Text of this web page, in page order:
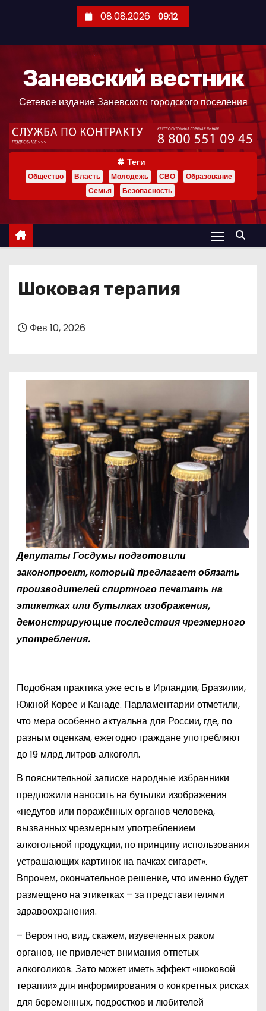
ж
08.08.2026 09:12
Заневский вестник
Сетевое издание Заневского городского поселения
Теги
Общество Власть Молодёжь СВО
Образование
Семья
Безопасность
Шоковая терапия
Фев 10, 2026
Депутаты Госдумы подготовили
законопроект, который предлагает обязать
производителей спиртного печатать на
этикетках или бутылках изображения,
демонстрирующие последствия чрезмерного
употребления.
Подобная практика уже есть в Ирландии, Бразилии,
Южной Корее и Канаде. Парламентарии отметили,
что мера особенно актуальна для России, где, по
разным оценкам, ежегодно граждане употребляют
до 19 млрд литров алкоголя.
В пояснительной записке народные избранники
предложили наносить на бутылки изображения
«недугов или поражённых органов человека,
вызванных чрезмерным употреблением
алкогольной продукции, по принципу использования
устрашающих картинок на пачках сигарет».
Впрочем, окончательное решение, что именно будет
размещено на этикетках – за представителями
здравоохранения.
– Вероятно, вид, скажем, изувеченных раком
органов, не привлечет внимания отпетых
алкоголиков. Зато может иметь эффект «шоковой
терапии» для информирования о конкретных рисках
для беременных, подростков и любителей